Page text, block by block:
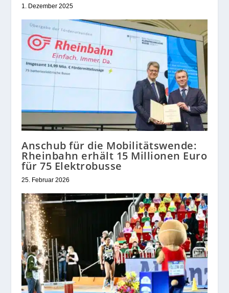
1. Dezember 2025
Anschub für die Mobilitätswende:
Rheinbahn erhält 15 Millionen Euro
für 75 Elektrobusse
25. Februar 2026